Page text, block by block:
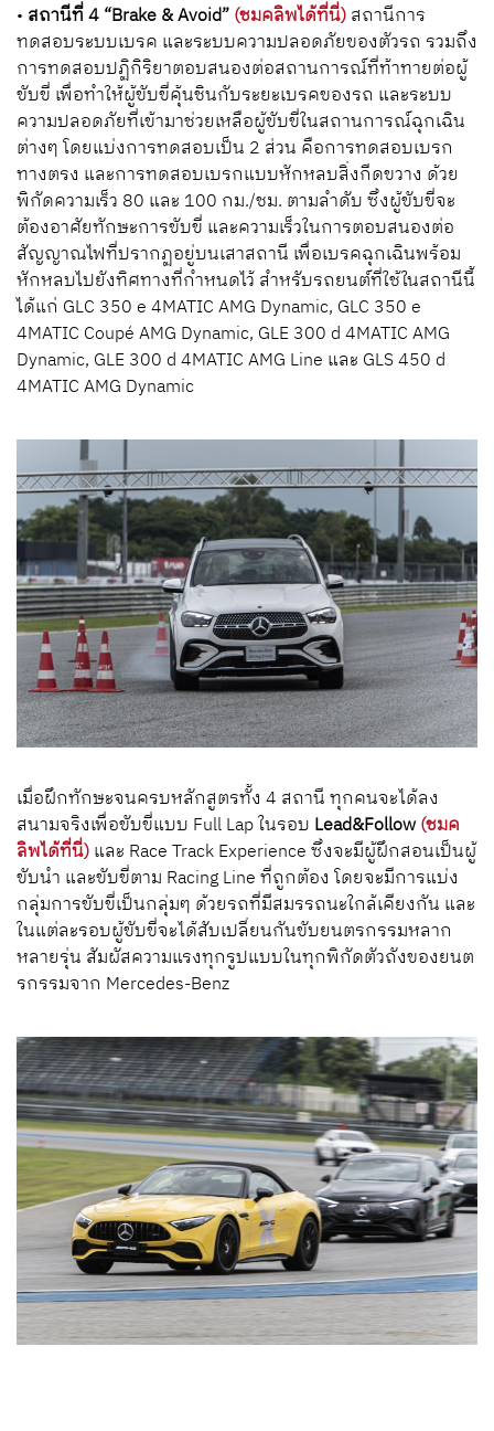
• สถานีที่4 “Brake & Avoid”(ชมคลิพได้ที่นี่)สถานีการ
ทดสอบระบบเบรค และระบบความปลอดภัยของตัวรถ รวมถึง
การทดสอบปฏิกิริยาตอบสนองต่อสถานการณ์ที่ท้าทายต่อผู้
ขับขี่ เพื่อทำให้ผู้ขับขี่คุ้นชินกับระยะเบรคของรถ และระบบ
ความปลอดภัยที่เข้ามาช่วยเหลือผู้ขับขี่ในสถานการณ์ฉุกเฉิน
ต่างๆ โดยแบ่งการทดสอบเป็น 2 ส่วน คือการทดสอบเบรก
ทางตรง และการทดสอบเบรกแบบหักหลบสิ่งกีดขวาง ด้วย
พิกัดความเร็ว 80 และ 100 กม./ชม. ตามลำดับ ซึ่งผู้ขับขี่จะ
ต้องอาศัยทักษะการขับขี่ และความเร็วในการตอบสนองต่อ
สัญญาณไฟที่ปรากฏอยู่บนเสาสถานี เพื่อเบรคฉุกเฉินพร้อม
หักหลบไปยังทิศทางที่กำหนดไว้ สำหรับรถยนต์ที่ใช้ในสถานีนี้
ได้แก่ GLC 350 e 4MATIC AMG Dynamic, GLC 350 e
4MATIC Coupé AMG Dynamic, GLE 300 d 4MATIC AMG
Dynamic, GLE 300 d 4MATIC AMG Line และ GLS 450 d
4MATIC AMG Dynamic
เมื่อฝึกทักษะจนครบหลักสูตรทั้ง 4 สถานี ทุกคนจะได้ลง
สนามจริงเพื่อขับขี่แบบ Full Lapในรอบ Lead&Follow(ชมค
ลิพได้ที่นี่)และ Race Track Experienceซึ่งจะมีผู้ฝึกสอนเป็นผู้
ขับนำ และขับขี่ตาม Racing Lineที่ถูกต้อง โดยจะมีการแบ่ง
กลุ่มการขับขี่เป็นกลุ่มๆ ด้วยรถที่มีสมรรถนะใกล้เคียงกัน และ
ในแต่ละรอบผู้ขับขี่จะได้สับเปลี่ยนกันขับยนตรกรรมหลาก
หลายรุ่น สัมผัสความแรงทุกรูปแบบในทุกพิกัดตัวถังของยนต
รกรรมจาก Mercedes-Benz